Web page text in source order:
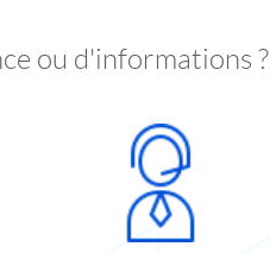
ou d'informations ?